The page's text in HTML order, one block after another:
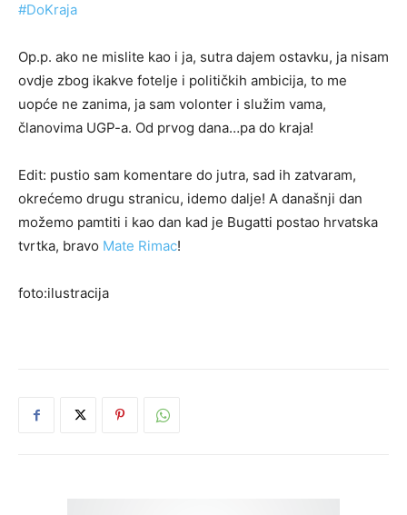
#DoKraja
Op.p. ako ne mislite kao i ja, sutra dajem ostavku, ja nisam
ovdje zbog ikakve fotelje i političkih ambicija, to me
uopće ne zanima, ja sam volonter i služim vama,
članovima UGP-a. Od prvog dana…pa do kraja!
Edit: pustio sam komentare do jutra, sad ih zatvaram,
okrećemo drugu stranicu, idemo dalje! A današnji dan
možemo pamtiti i kao dan kad je Bugatti postao hrvatska
tvrtka, bravo Mate Rimac!
foto:ilustracija